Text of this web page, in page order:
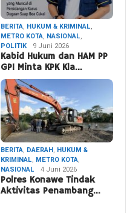
BERITA, HUKUM & KRIMINAL,
METRO KOTA, NASIONAL,
POLITIK
9 Juni 2026
Kabid Hukum dan HAM PP
GPI Minta KPK Kla…
BERITA, DAERAH, HUKUM &
KRIMINAL, METRO KOTA,
NASIONAL
4 Juni 2026
Polres Konawe Tindak
Aktivitas Penambang…